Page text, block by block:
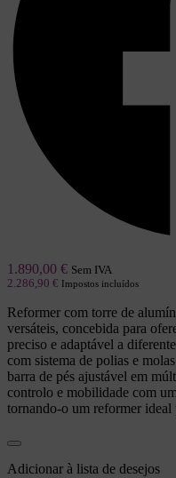
1.890,00 € Sem IVA
2.286,90 € Impostos incluídos
Reformer com torre de
versáteis, concebida para
preciso e adaptável a
com sistema de polias e
barra de pés ajustável em
controlo e mobilidade com
tornando-o um reformer ideal
Adicionar à lista de desejos